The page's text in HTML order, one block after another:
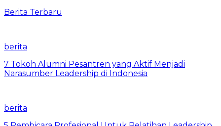
Berita Terbaru
berita
7 Tokoh Alumni Pesantren yang Aktif Menjadi
Narasumber Leadership di Indonesia
berita